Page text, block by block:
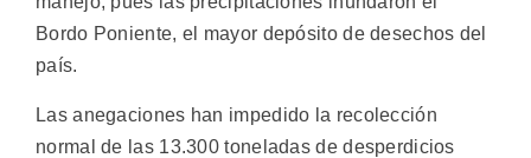
Bordo Poniente, el mayor depósito de desechos del
país.
Las anegaciones han impedido la recolección
normal de las 13.300 toneladas de desperdicios